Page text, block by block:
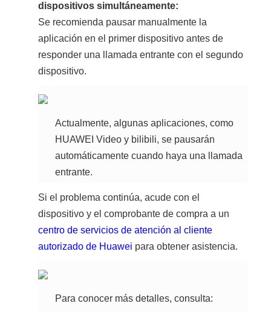
dispositivos simultáneamente:
Se recomienda pausar manualmente la
aplicación en el primer dispositivo antes de
responder una llamada entrante con el segundo
dispositivo.
Actualmente, algunas aplicaciones, como
HUAWEI Video y bilibili, se pausarán
automáticamente cuando haya una llamada
entrante.
Si el problema continúa, acude con el
dispositivo y el comprobante de compra a un
centro de servicios de atención al cliente
autorizado de Huawei para obtener asistencia.
Para conocer más detalles, consulta: